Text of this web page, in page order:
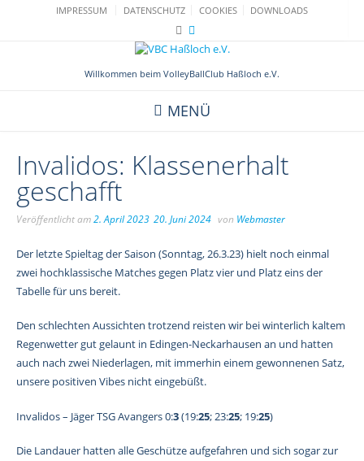
IMPRESSUM DATENSCHUTZ COOKIES DOWNLOADS
Willkommen beim VolleyBallClub Haßloch e.V.
MENÜ
Invalidos: Klassenerhalt
geschafft
Veröffentlicht am2. April 2023 20. Juni 2024 von Webmaster
Der letzte Spieltag der Saison (Sonntag, 26.3.23) hielt noch einmal
zwei hochklassische Matches gegen Platz vier und Platz eins der
Tabelle für uns bereit.
Den schlechten Aussichten trotzend reisten wir bei winterlich kaltem
Regenwetter gut gelaunt in Edingen-Neckarhausen an und hatten
auch nach zwei Niederlagen, mit immerhin einem gewonnenen Satz,
unsere positiven Vibes nicht eingebüßt.
Invalidos – Jäger TSG Avangers 0:3(19:25; 23:25; 19:25)
Die Landauer hatten alle Geschütze aufgefahren und sich sogar zur